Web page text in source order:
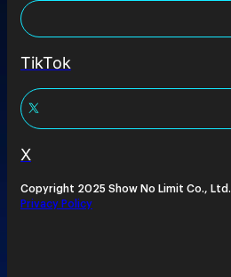
TikTok
X
Copyright 2025 Show No Limit Co., Ltd.
Privacy Policy